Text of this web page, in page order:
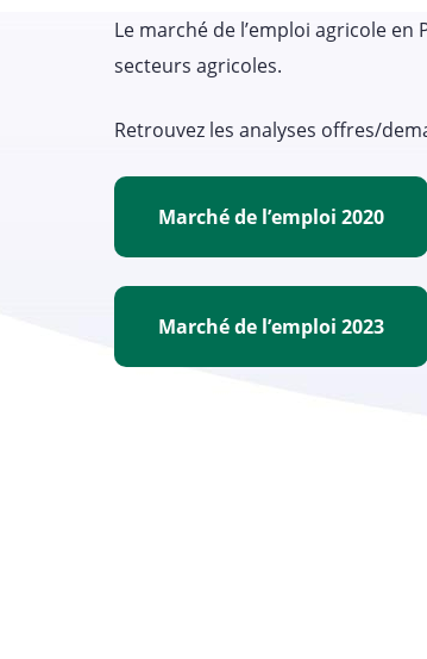
Le marché de l’emploi agricole
secteurs agricoles.
Retrouvez les analyses offres/
Marché de l’emploi 2020
Marché de l’emploi 2023